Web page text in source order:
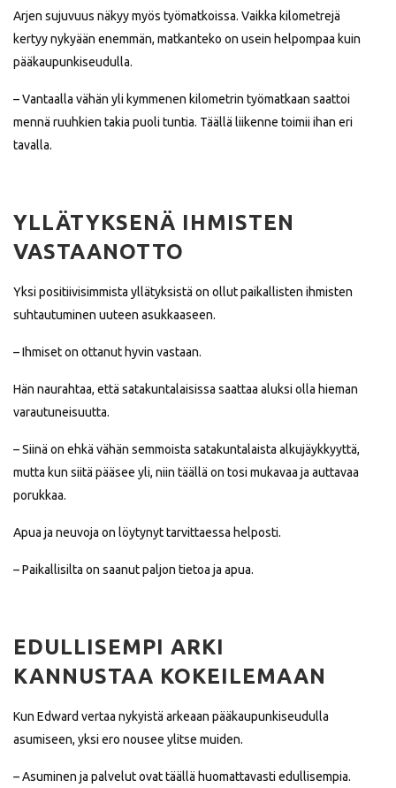
Arjen sujuvuus näkyy myös työmatkoissa. Vaikka kilometrejä
kertyy nykyään enemmän, matkanteko on usein helpompaa kuin
pääkaupunkiseudulla.
– Vantaalla vähän yli kymmenen kilometrin työmatkaan saattoi
mennä ruuhkien takia puoli tuntia. Täällä liikenne toimii ihan eri
tavalla.
YLLÄTYKSENÄ IHMISTEN
VASTAANOTTO
Yksi positiivisimmista yllätyksistä on ollut paikallisten ihmisten
suhtautuminen uuteen asukkaaseen.
– Ihmiset on ottanut hyvin vastaan.
Hän naurahtaa, että satakuntalaisissa saattaa aluksi olla hieman
varautuneisuutta.
– Siinä on ehkä vähän semmoista satakuntalaista alkujäykkyyttä,
mutta kun siitä pääsee yli, niin täällä on tosi mukavaa ja auttavaa
porukkaa.
Apua ja neuvoja on löytynyt tarvittaessa helposti.
– Paikallisilta on saanut paljon tietoa ja apua.
EDULLISEMPI ARKI
KANNUSTAA KOKEILEMAAN
Kun Edward vertaa nykyistä arkeaan pääkaupunkiseudulla
asumiseen, yksi ero nousee ylitse muiden.
– Asuminen ja palvelut ovat täällä huomattavasti edullisempia.